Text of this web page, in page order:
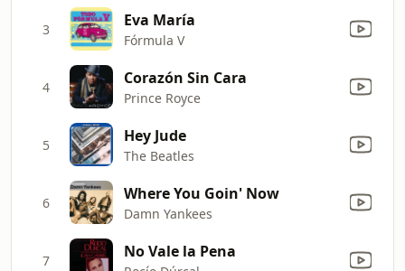
3 Eva María
Fórmula V
4 Corazón Sin Cara
Prince Royce
5 Hey Jude
The Beatles
6 Where You Goin' Now
Damn Yankees
7 No Vale la Pena